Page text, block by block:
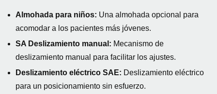
Almohada para niños: Una almohada opcional para
acomodar a los pacientes más jóvenes.
SA Deslizamiento manual: Mecanismo de
deslizamiento manual para facilitar los ajustes.
Deslizamiento eléctrico SAE: Deslizamiento eléctrico
para un posicionamiento sin esfuerzo.